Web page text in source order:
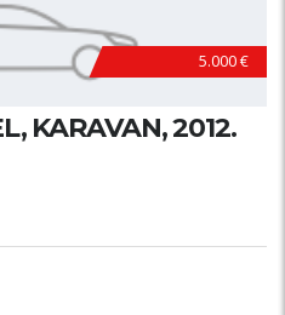
5.000 €
KARAVAN, 2012.